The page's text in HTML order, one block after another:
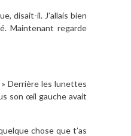
disait-il. J’allais bien
Maintenant regarde
Derrière les lunettes
son œil gauche avait
chose que t’as